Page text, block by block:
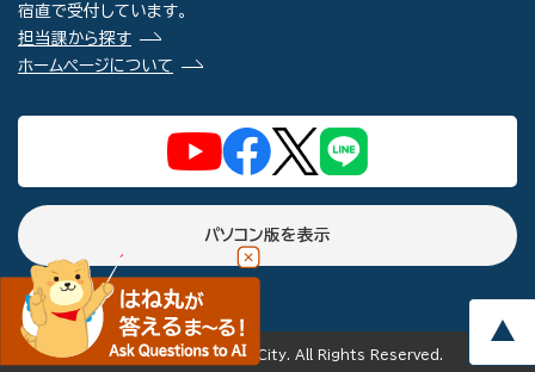
宿直で受付しています。
担当課から探す
ホームページについて
パソコン版を表示
copyright(c) Chikugo City. All Rights Reserved.